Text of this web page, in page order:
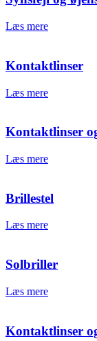
Læs mere
Kontaktlinser
Læs mere
Kontaktlinser
Læs mere
Brillestel
Læs mere
Solbriller
Læs mere
Kontaktlinser